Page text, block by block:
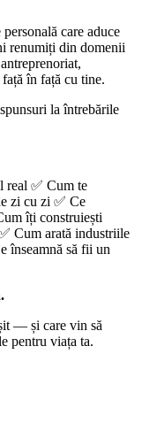
care aduce
renumiți din domenii
în față cu tine.
la întrebările
real ✅ Cum te
zi cu zi ✅ Ce
îți construiești
Cum arată industriile
înseamnă să fii un
— și care vin să
pentru viața ta.